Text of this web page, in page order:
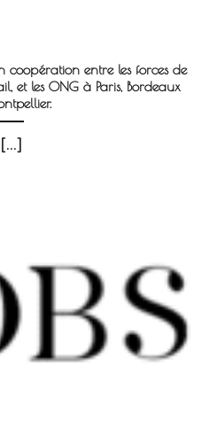
entre les forces de
et les ONG à Paris, Bordeaux
[...]